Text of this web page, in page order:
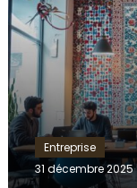
Entreprise
31 décembre 2025